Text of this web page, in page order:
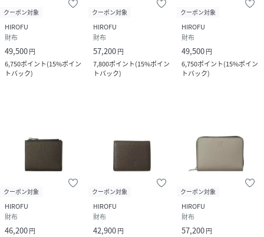
クーポン対象
HIROFU
財布
49,500円
6,750ポイント(15%ポイン
トバック)
クーポン対象
HIROFU
財布
57,200円
7,800ポイント(15%ポイン
トバック)
クーポン対象
HIROFU
財布
49,500円
6,750ポイント(15%ポイン
トバック)
クーポン対象
HIROFU
財布
46,200円
クーポン対象
HIROFU
財布
42,900円
クーポン対象
HIROFU
財布
57,200円